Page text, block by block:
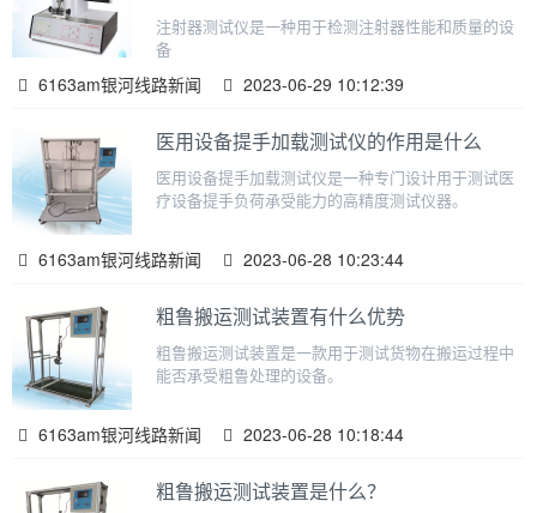
注射器测试仪是一种用于检测注射器性能和质量的设
备
6163am银河线路新闻 2023-06-29 10:12:39
医用设备提手加载测试仪的作用是什么
医用设备提手加载测试仪是一种专门设计用于测试医
疗设备提手负荷承受能力的高精度测试仪器。
6163am银河线路新闻 2023-06-28 10:23:44
粗鲁搬运测试装置有什么优势
粗鲁搬运测试装置是一款用于测试货物在搬运过程中
能否承受粗鲁处理的设备。
6163am银河线路新闻 2023-06-28 10:18:44
粗鲁搬运测试装置是什么？